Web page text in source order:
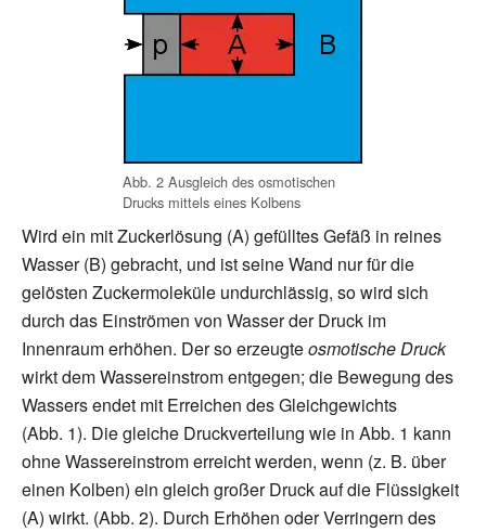
Abb. 2 Ausgleich des osmotischen
Drucks mittels eines Kolbens
Wird ein mit Zuckerlösung (A) gefülltes Gefäß in reines
Wasser (B) gebracht, und ist seine Wand nur für die
gelösten Zuckermoleküle undurchlässig, so wird sich
durch das Einströmen von Wasser der Druck im
Innenraum erhöhen. Der so erzeugteosmotische Druck
wirkt dem Wassereinstrom entgegen; die Bewegung des
Wassers endet mit Erreichen des Gleichgewichts
(Abb. 1). Die gleiche Druckverteilung wie in Abb. 1 kann
ohne Wassereinstrom erreicht werden, wenn (z. B. über
einen Kolben) ein gleich großer Druck auf die Flüssigkeit
(A) wirkt. (Abb. 2). Durch Erhöhen oder Verringern des